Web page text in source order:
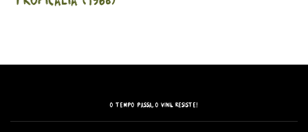
O tempo passa, o vinil resiste!